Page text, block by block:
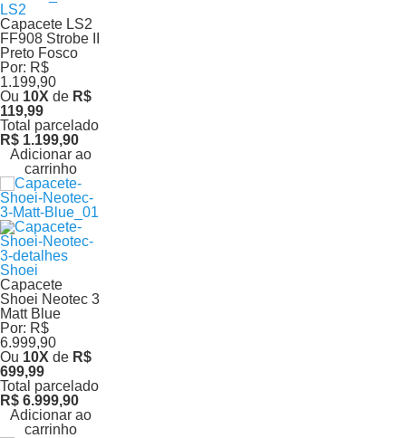
LS2
Capacete LS2
FF908 Strobe II
Preto Fosco
Por: R$
1.199,90
Ou 10X de R$
119,99
Total parcelado
R$ 1.199,90
Adicionar ao
carrinho
Shoei
Capacete
Shoei Neotec 3
Matt Blue
Por: R$
6.999,90
Ou 10X de R$
699,99
Total parcelado
R$ 6.999,90
Adicionar ao
carrinho